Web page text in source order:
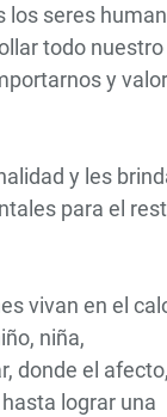
los seres
todo nuestro
y
y les
para el
vivan en el
niña,
donde el afecto,
lograr una